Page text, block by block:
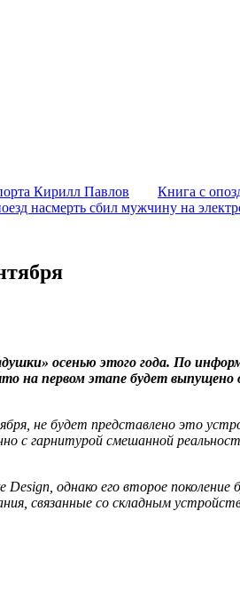
Кирилл Павлов
Книга с
насмерть сбил мужчину на
осенью этого года. По
на первом этапе будет
не будет представлено это
с гарнитурой смешанной
однако его второе поколение
связанные со складным